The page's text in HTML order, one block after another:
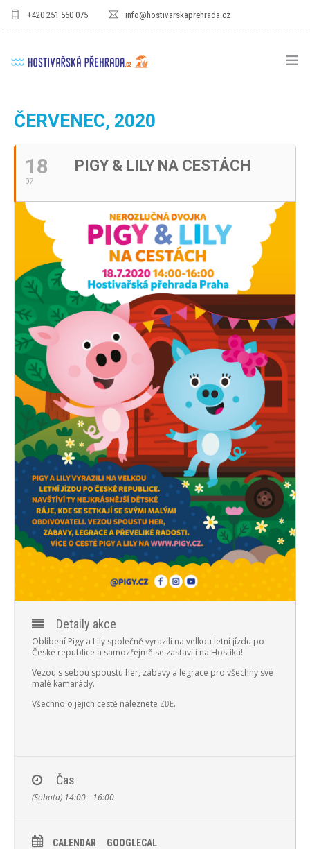
+420 251 550 075 info@hostivarskaprehrada.cz
SPORT
CENÍKY
PRO FIRMY
PROGRAM
NOVINKY
GALERIE
WEBKAMERA
KONTAKTY
ČERVENEC, 2020
18
07
PIGY & LILY NA CESTÁCH
Detaily akce
Oblíbení Pigy a Lily společně vyrazili na velkou letní jízdu po
České republice a samozřejmě se zastaví i na Hostíku!
Vezou s sebou spoustu her, zábavy a legrace pro všechny své
malé kamarády.
Všechno o jejich cestě naleznete ZDE.
Čas
(Sobota) 14:00 - 16:00
CALENDAR GOOGLECAL